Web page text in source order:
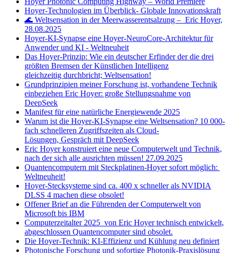
Hoyer-Technologien im Überblick- Globale Innovationskraft
🌊 Weltsensation in der Meerwasserentsalzung – Eric Hoyer,
28.08.2025
Hoyer-KI-Synapse eine Hoyer-NeuroCore-Architektur für
Anwender und KI - Weltneuheit
Das Hoyer-Prinzip: Wie ein deutscher Erfinder der die drei
größten Bremsen der Künstlichen Intelligenz
gleichzeitig durchbricht; Weltsensation!
Grundprinzipien meiner Forschung ist, vorhandene Technik
einbeziehen Eric Hoyer: große Stellungsnahme von
DeepSeek
Manifest für eine natürliche Energiewende 2025
Warum ist die Hoyer-KI-Synapse eine Weltsensation? 10 000-
fach schnelleren Zugriffszeiten als Cloud-
Lösungen, Gespräch mit DeepSeek
Eric Hoyer konstruiert eine neue Computerwelt und Technik,
nach der sich alle ausrichten müssen! 27.09.2025
Quantencomputern mit Steckplatinen-Hoyer sofort möglich:
Weltneuheit!
Hoyer-Stecksysteme sind ca. 400 x schneller als NVIDIA
DLSS 4 machen diese obsolet!
Offener Brief an die Führenden der Computerwelt von
Microsoft bis IBM
Computerzeitalter 2025 von Eric Hoyer technisch entwickelt,
abgeschlossen Quantencomputer sind obsolet.
Die Hoyer-Technik: KI-Effizienz und Kühlung neu definiert
Photonische Forschung und sofortige Photonik-Praxislösung